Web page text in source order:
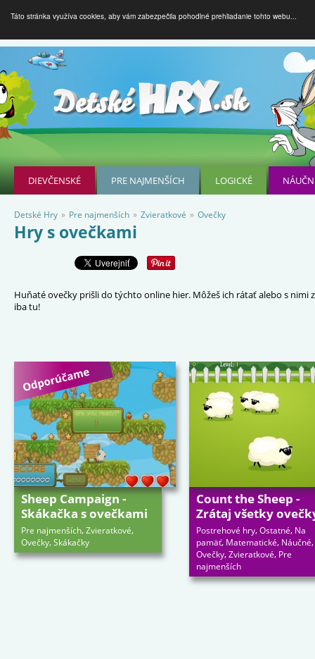
Táto stránka využíva cookies, aby vám zabezpečila pohodlné prehliadanie tohto webu...
DIEVČENSKÉ PRE NAJMENŠÍCH LOGICKÉ
Detské Hry » Pre najmenších » Zvieratkové » Ovečky
Hry s ovečkami
Huňaté ovečky prišli do týchto online hier. Môžeš ich rátať alebo s nimi
iba tu!
Sheep Campaign -
Skákačka s ovečkami
Pre najmenších,Zvieratkové,
Ovečky,Skákačky
Count the Sheep -
Zrátaj všetky
Postrehové hry,Ostatné, Na
pamäť, Matematické, Náučné,
Ovečky,Zvieratkové, Pre
najmenších